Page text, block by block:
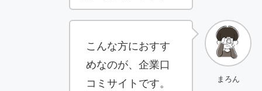
まろん
こんな方におすす
めなのが、企業口
コミサイトです。